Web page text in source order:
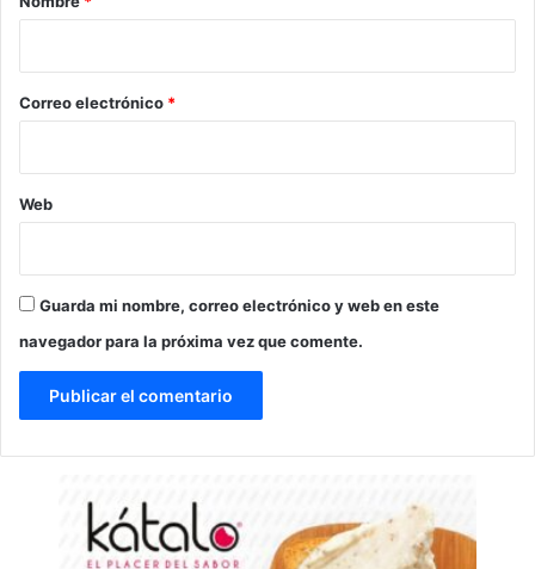
*
Correo electrónico *
Web
Guarda mi nombre, correo electrónico y web en este
navegador para la próxima vez que comente.